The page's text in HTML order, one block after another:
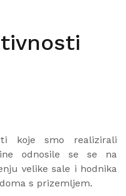
koje smo realizirali
odnosile se se na
velike sale i hodnika
s prizemljem.